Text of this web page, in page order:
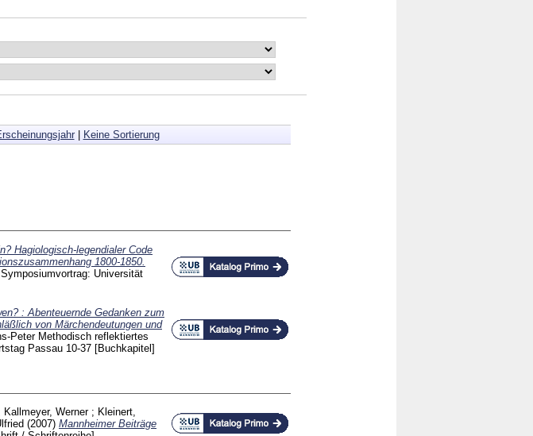
| Keine Sortierung
Hagiologisch-legendialer Code
1800-1850.
Universität
: Abenteuernde Gedanken zum
von Märchendeutungen und
PeterMethodisch reflektiertes
Passau 10-37 [Buchkapitel]
Kallmeyer, Werner; Kleinert,
(2007) Mannheimer Beiträge